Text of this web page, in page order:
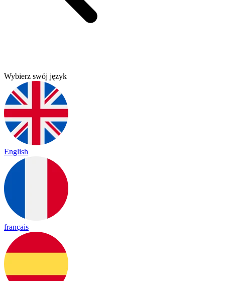
Wybierz swój język
English
français